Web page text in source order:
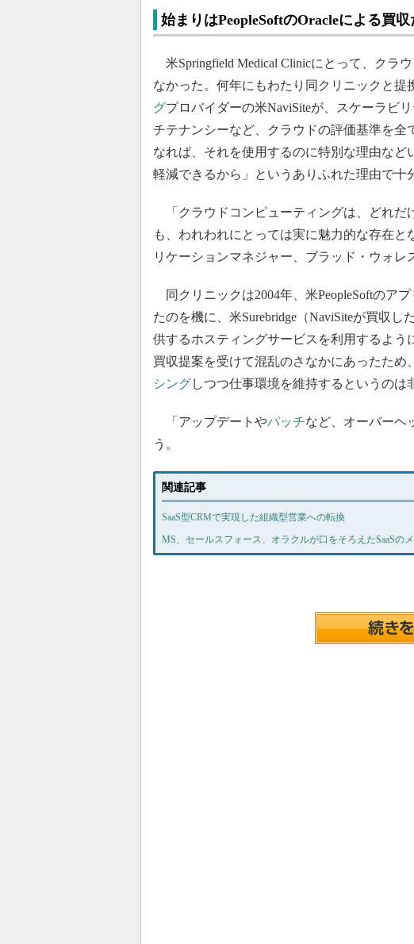
始まりはPeopleSoftのOracleによる買収
米Springfield Medical Clinicにとって、クラ
なかった。何年にもわたり同クリニックと提
グプロバイダーの米NaviSiteが、スケーラビ
チテナンシーなど、クラウドの評価基準を全
なれば、それを使用するのに特別な理由な
軽減できるから」というありふれた理由で十
「クラウドコンピューティングは、どれだ
も、われわれにとっては実に魅力的な存在と
リケーションマネジャー、ブラッド・ウォレ
同クリニックは2004年、米PeopleSoftのア
たのを機に、米Surebridge（NaviSiteが買収
供するホスティングサービスを利用するよう
買収提案を受けて混乱のさなかにあったため
シングしつつ仕事環境を維持するというのは
「アップデートやパッチなど、オーバーヘ
う。
関連記事
SaaS型CRMで実現した組織型営業への転換
MS、セールスフォース、オラクルが口をそろえたSaaSの